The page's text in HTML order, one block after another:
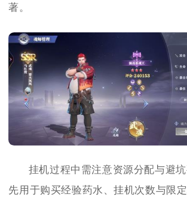
著。
挂机过程中需注意资源分配与避
先用于购买经验药水、挂机次数与限